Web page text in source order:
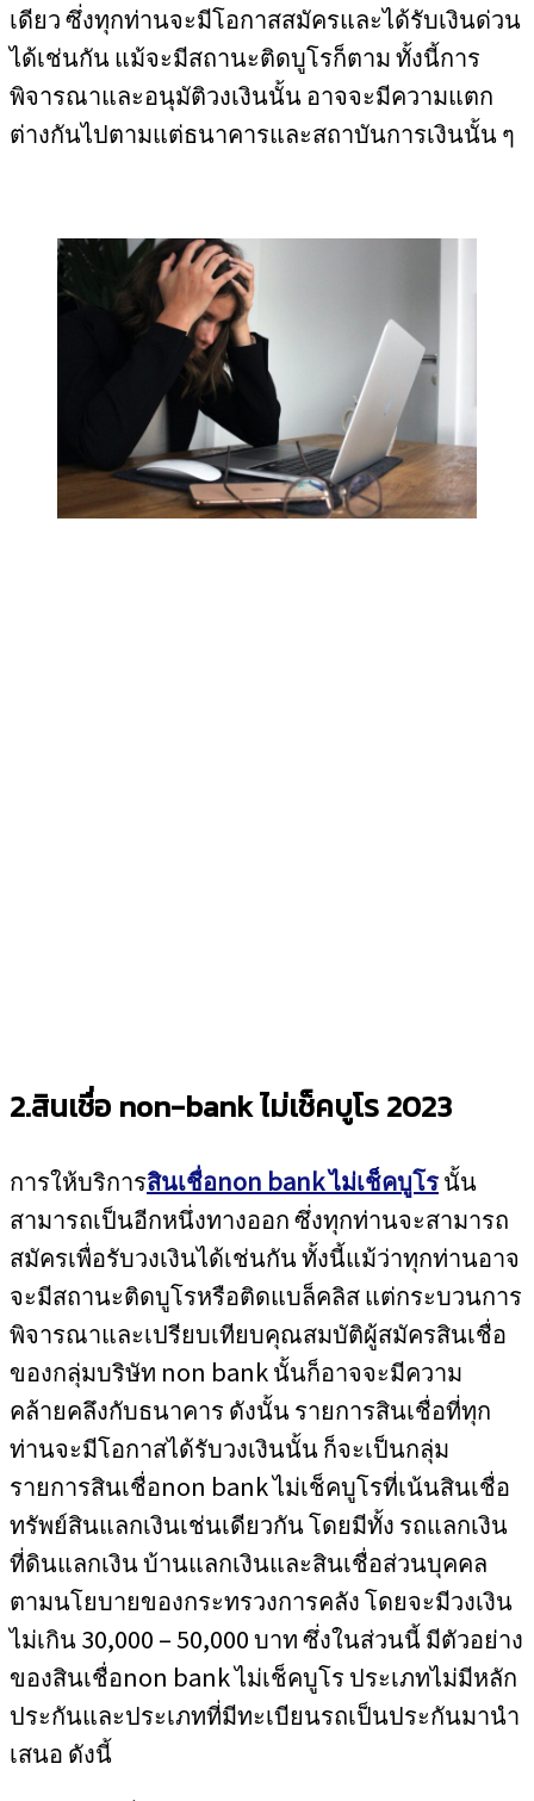
เดียว ซึ่งทุกท่านจะมีโอกาสสมัครและได้รับเงินด่วน
ได้เช่นกัน แม้จะมีสถานะติดบูโรก็ตาม ทั้งนี้การ
พิจารณาและอนุมัติวงเงินนั้น อาจจะมีความแตก
ต่างกันไปตามแต่ธนาคารและสถาบันการเงินนั้น ๆ
2.สินเชื่อ non-bank ไม่เช็คบูโร 2023
การให้บริการสินเชื่อnon bank ไม่เช็คบูโรนั้น
สามารถเป็นอีกหนึ่งทางออก ซึ่งทุกท่านจะสามารถ
สมัครเพื่อรับวงเงินได้เช่นกัน ทั้งนี้แม้ว่าทุกท่านอาจ
จะมีสถานะติดบูโรหรือติดแบล็คลิส แต่กระบวนการ
พิจารณาและเปรียบเทียบคุณสมบัติผู้สมัครสินเชื่อ
ของกลุ่มบริษัท non bank นั้นก็อาจจะมีความ
คล้ายคลึงกับธนาคาร ดังนั้น รายการสินเชื่อที่ทุก
ท่านจะมีโอกาสได้รับวงเงินนั้น ก็จะเป็นกลุ่ม
รายการสินเชื่อnon bank ไม่เช็คบูโรที่เน้นสินเชื่อ
ทรัพย์สินแลกเงินเช่นเดียวกัน โดยมีทั้ง รถแลกเงิน
ที่ดินแลกเงิน บ้านแลกเงินและสินเชื่อส่วนบุคคล
ตามนโยบายของกระทรวงการคลัง โดยจะมีวงเงิน
ไม่เกิน 30,000 – 50,000 บาท ซึ่งในส่วนนี้ มีตัวอย่าง
ของสินเชื่อnon bank ไม่เช็คบูโร ประเภทไม่มีหลัก
ประกันและประเภทที่มีทะเบียนรถเป็นประกันมานำ
เสนอ ดังนี้